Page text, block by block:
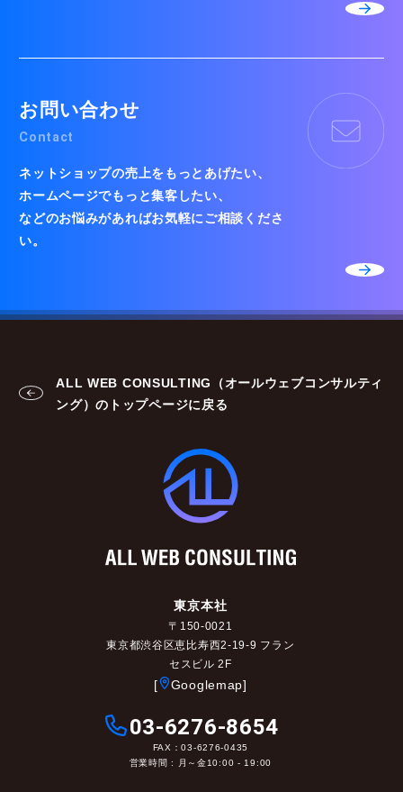
お問い合わせ
Contact
ネットショップの売上をもっとあげたい、
ホームページでもっと集客したい、
などのお悩みがあればお気軽にご相談くださ
い。
ALL WEB CONSULTING（オールウェブコンサルティ
ング）のトップページに戻る
東京本社
〒150-0021
東京都渋谷区恵比寿西2-19-9 フラン
セスビル 2F
[ Googlemap]
03-6276-8654
FAX：03-6276-0435
営業時間 : 月～金10:00 - 19:00